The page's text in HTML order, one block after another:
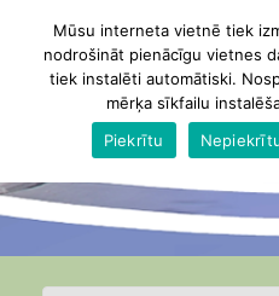
Mūsu interneta vietnē tiek
nodrošināt pienācīgu vietnes
tiek instalēti automātiski.
mērķa sīkfailu
Piekrītu